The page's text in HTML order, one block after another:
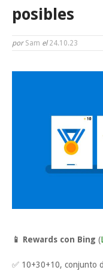
posibles
por Sam el24.10.23
📱 Rewards con Bing (
✅ 10+30+10, conjunto